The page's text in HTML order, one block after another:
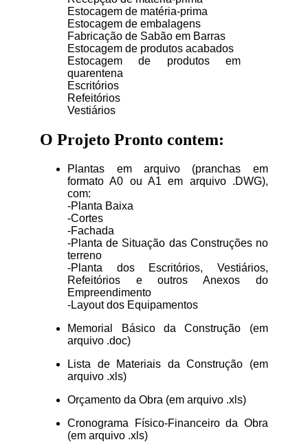
Estocagem de matéria-prima
Estocagem de embalagens
Fabricação de Sabão em Barras
Estocagem de produtos acabados
Estocagem de produtos em
quarentena
Escritórios
Refeitórios
Vestiários
O Projeto Pronto contem:
Plantas em arquivo (pranchas em
formato A0 ou A1 em arquivo .DWG),
com:
-Planta Baixa
-Cortes
-Fachada
-Planta de Situação das Construções no
terreno
-Planta dos Escritórios, Vestiários,
Refeitórios e outros Anexos do
Empreendimento
-Layout dos Equipamentos
Memorial Básico da Construção (em
arquivo .doc)
Lista de Materiais da Construção (em
arquivo .xls)
Orçamento da Obra (em arquivo .xls)
Cronograma Físico-Financeiro da Obra
(em arquivo .xls)